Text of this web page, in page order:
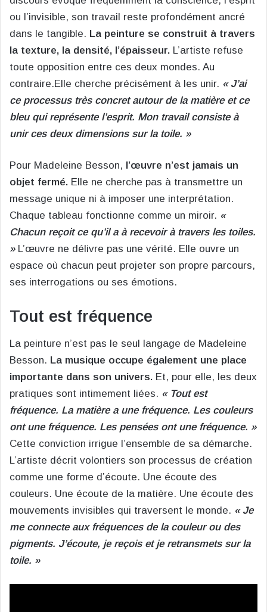
ou l’invisible, son travail reste profondément ancré
dans le tangible. La peinture se construit à travers
la texture, la densité, l’épaisseur. L’artiste refuse
toute opposition entre ces deux mondes. Au
contraire.Elle cherche précisément à les unir. « J’ai
ce processus très concret autour de la matière et ce
bleu qui représente l’esprit. Mon travail consiste à
unir ces deux dimensions sur la toile. »
Pour Madeleine Besson, l’œuvre n’est jamais un
objet fermé. Elle ne cherche pas à transmettre un
message unique ni à imposer une interprétation.
Chaque tableau fonctionne comme un miroir. «
Chacun reçoit ce qu’il a à recevoir à travers les toiles.
»L’œuvre ne délivre pas une vérité. Elle ouvre un
espace où chacun peut projeter son propre parcours,
ses interrogations ou ses émotions.
Tout est fréquence
La peinture n’est pas le seul langage de Madeleine
Besson. La musique occupe également une place
importante dans son univers. Et, pour elle, les deux
pratiques sont intimement liées. « Tout est
fréquence. La matière a une fréquence. Les couleurs
ont une fréquence. Les pensées ont une fréquence. »
Cette conviction irrigue l’ensemble de sa démarche.
L’artiste décrit volontiers son processus de création
comme une forme d’écoute. Une écoute des
couleurs. Une écoute de la matière. Une écoute des
mouvements invisibles qui traversent le monde. « Je
me connecte aux fréquences de la couleur ou des
pigments. J’écoute, je reçois et je retransmets sur la
toile. »